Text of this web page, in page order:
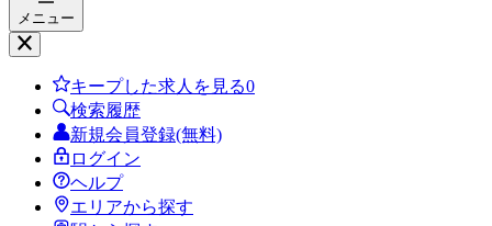
メニュー
キープした求人を見る0
検索履歴
新規会員登録(無料)
ログイン
ヘルプ
エリアから探す